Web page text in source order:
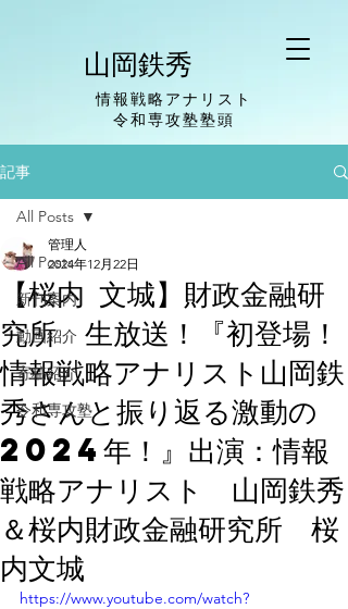
山岡鉄秀
情報戦略アナリスト
​令和専攻塾塾頭
記事
All Posts
新刊案内
動画紹介
寄稿紹介
令和専攻塾
All Posts
【桜内 文城】財政金融研
究所 生放送！『初登場！
情報戦略アナリスト山岡鉄
秀さんと振り返る激動の
2024年！』出演：情報
戦略アナリスト 山岡鉄秀
＆桜内財政金融研究所 桜
内文城
管理人
2024年12月22日
https://www.youtube.com/watch?